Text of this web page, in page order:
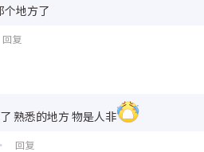
个地方了
回复
熟悉的地方 物是人非
• 回复